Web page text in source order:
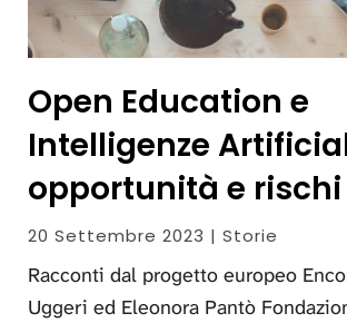
Open Education e
Intelligenze
opportunità e rischi
20 Settembre 2023 | Storie
Racconti dal progetto europeo
Uggeri ed Eleonora Pantò